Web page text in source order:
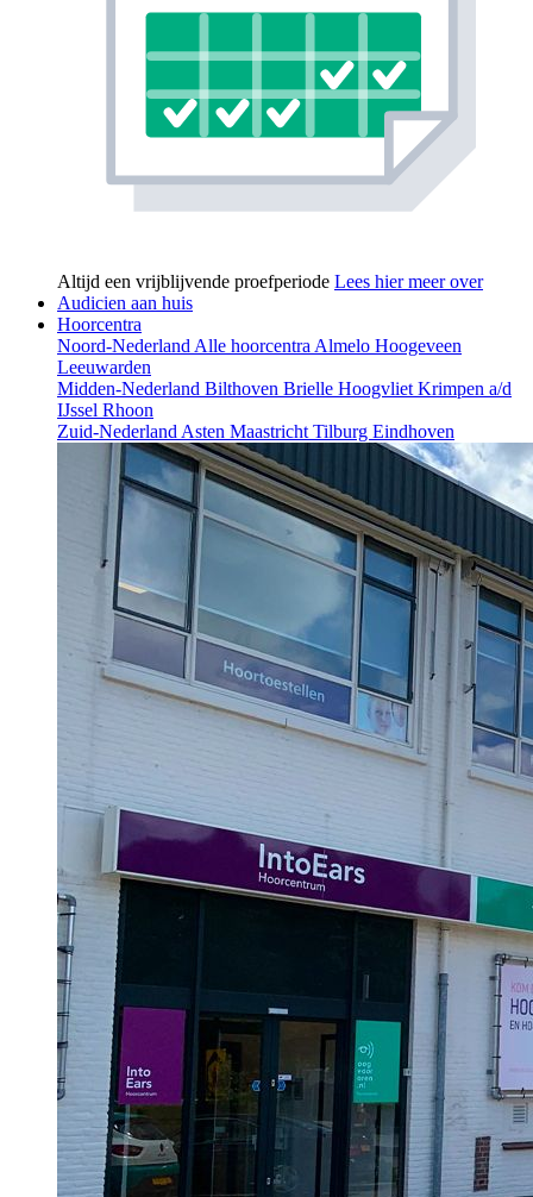
Altijd een vrijblijvende proefperiode Lees hier meer over
Audicien aan huis
Hoorcentra
Noord-Nederland Alle hoorcentra Almelo Hoogeveen
Leeuwarden
Midden-Nederland Bilthoven Brielle Hoogvliet Krimpen a/d
IJssel Rhoon
Zuid-Nederland Asten Maastricht Tilburg Eindhoven